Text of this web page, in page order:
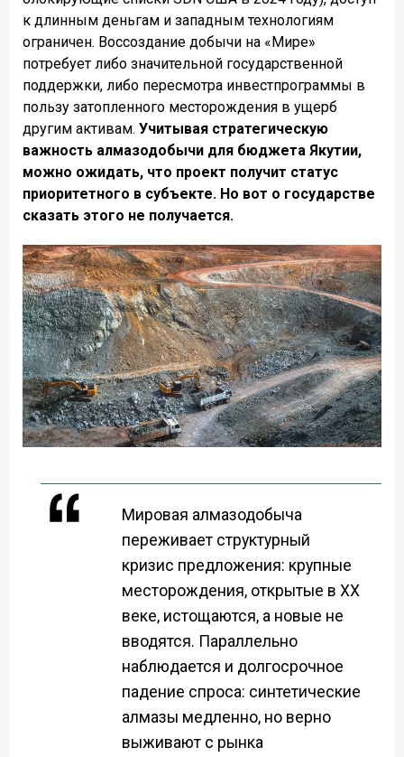
к длинным деньгам и западным технологиям
ограничен. Воссоздание добычи на «Мире»
потребует либо значительной государственной
поддержки, либо пересмотра инвестпрограммы в
пользу затопленного месторождения в ущерб
другим активам. Учитывая стратегическую
важность алмазодобычи для бюджета Якутии,
можно ожидать, что проект получит статус
приоритетного в субъекте. Но вот о государстве
сказать этого не получается.
Мировая алмазодобыча
переживает структурный
кризис предложения: крупные
месторождения, открытые в XX
веке, истощаются, а новые не
вводятся. Параллельно
наблюдается и долгосрочное
падение спроса: синтетические
алмазы медленно, но верно
выживают с рынка